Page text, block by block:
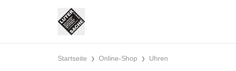
Startseite Online-Shop Uhren